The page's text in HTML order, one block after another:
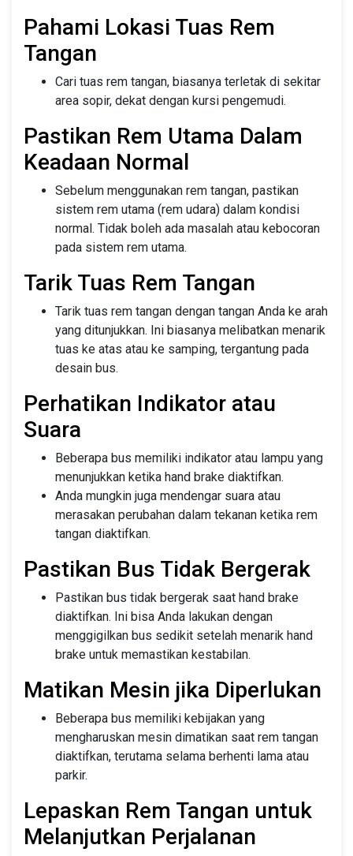
Pahami Lokasi Tuas Rem
Tangan
Cari tuas rem tangan, biasanya terletak di sekitar
area sopir, dekat dengan kursi pengemudi.
Pastikan Rem Utama Dalam
Keadaan Normal
Sebelum menggunakan rem tangan, pastikan
sistem rem utama (rem udara) dalam kondisi
normal. Tidak boleh ada masalah atau kebocoran
pada sistem rem utama.
Tarik Tuas Rem Tangan
Tarik tuas rem tangan dengan tangan Anda ke arah
yang ditunjukkan. Ini biasanya melibatkan menarik
tuas ke atas atau ke samping, tergantung pada
desain bus.
Perhatikan Indikator atau
Suara
Beberapa bus memiliki indikator atau lampu yang
menunjukkan ketika hand brake diaktifkan.
Anda mungkin juga mendengar suara atau
merasakan perubahan dalam tekanan ketika rem
tangan diaktifkan.
Pastikan Bus Tidak Bergerak
Pastikan bus tidak bergerak saat hand brake
diaktifkan. Ini bisa Anda lakukan dengan
menggigilkan bus sedikit setelah menarik hand
brake untuk memastikan kestabilan.
Matikan Mesin jika Diperlukan
Beberapa bus memiliki kebijakan yang
mengharuskan mesin dimatikan saat rem tangan
diaktifkan, terutama selama berhenti lama atau
parkir.
Lepaskan Rem Tangan untuk
Melanjutkan Perjalanan